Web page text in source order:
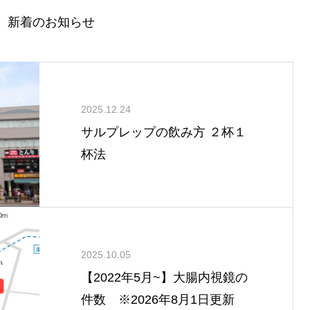
新着のお知らせ
2025.12.24
サルプレップの飲み方 ２杯１
杯法
2025.10.05
【2022年5月~】大腸内視鏡の
件数 ※2026年8月1日更新